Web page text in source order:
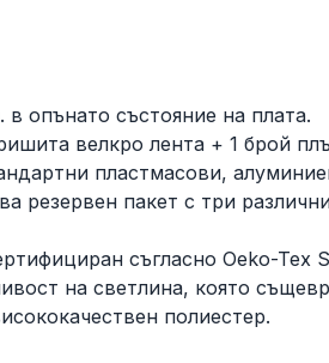
опънато състояние на плата.
велкро лента + 1 брой
пластмасови,
резервен пакет с три
съгласно Oeko-Tex
на светлина, която
полиестер.